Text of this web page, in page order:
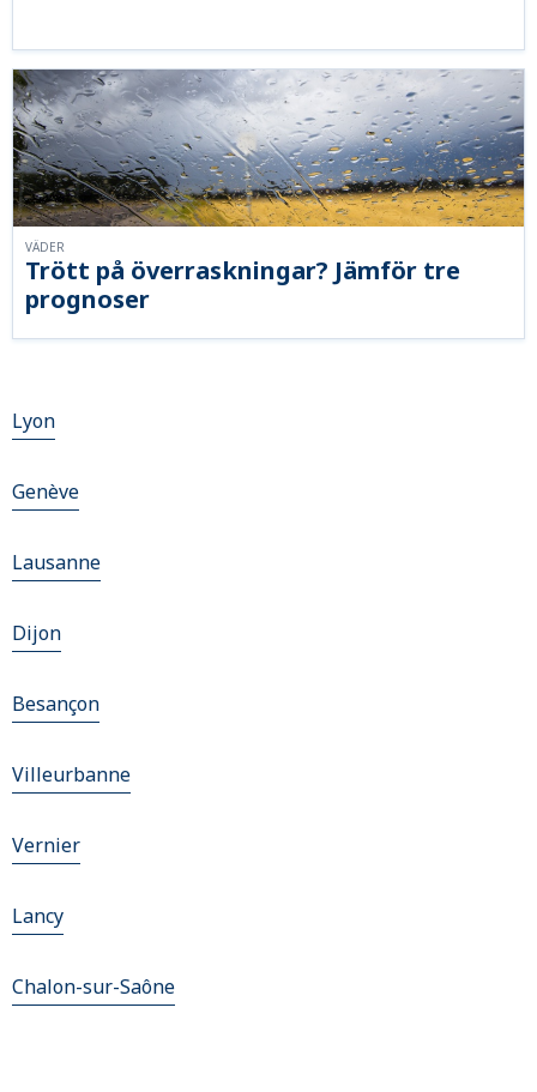
Trött på överraskningar? Jämför tre
prognoser
VÄDER
Lyon
Genève
Lausanne
Dijon
Besançon
Villeurbanne
Vernier
Lancy
Chalon-sur-Saône